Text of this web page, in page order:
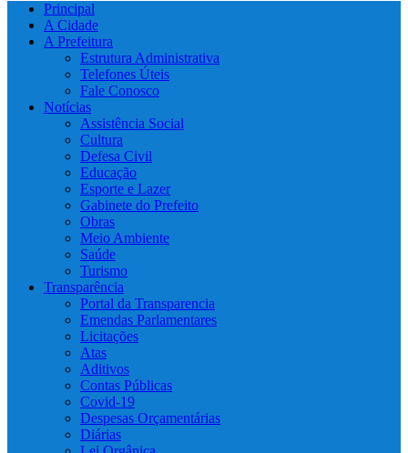
Principal
A Cidade
A Prefeitura
Estrutura Administrativa
Telefones Úteis
Fale Conosco
Notícias
Assistência Social
Cultura
Defesa Civil
Educação
Esporte e Lazer
Gabinete do Prefeito
Obras
Meio Ambiente
Saúde
Turismo
Transparência
Portal da Transparencia
Emendas Parlamentares
Licitações
Atas
Aditivos
Contas Públicas
Covid-19
Despesas Orçamentárias
Diárias